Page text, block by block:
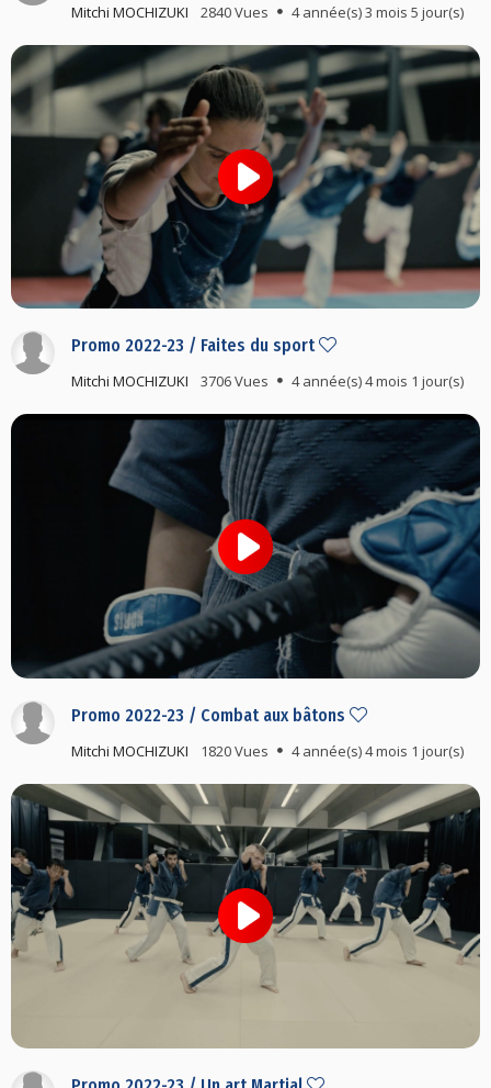
Mitchi MOCHIZUKI 2840 Vues 4 année(s) 3 mois 5 jour(s)
Promo 2022-23 / Faites du sport
Mitchi MOCHIZUKI 3706 Vues 4 année(s) 4 mois 1 jour(s)
Promo 2022-23 / Combat aux bâtons
Mitchi MOCHIZUKI 1820 Vues 4 année(s) 4 mois 1 jour(s)